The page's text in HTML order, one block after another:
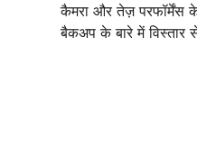
कैमरा और तेज़ परफॉर्मेंस
बैकअप के बारे में विस्तार